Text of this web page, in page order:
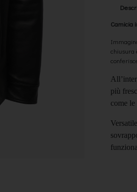
Camicia
chiusura
più
come